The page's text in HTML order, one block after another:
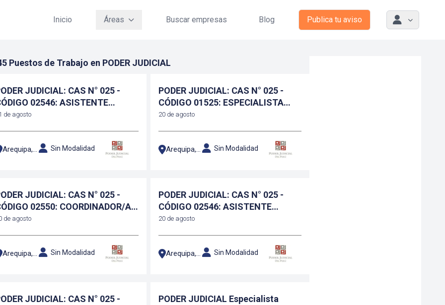
Inicio Áreas Buscar empresas Blog Publica tu aviso
Puestos de Trabajo en PODER JUDICIAL
JUDICIAL: CAS N° 025 -
02546: ASISTENTE
I MODULO
de agosto
Arequipa, Arequipa Sin Modalidad
PODER JUDICIAL: CAS N° 025 -
CÓDIGO 01525: ESPECIALISTA
LEGAL
20 de agosto
Arequipa, Arequipa Sin Modalidad
JUDICIAL: CAS N° 025 -
02550: COORDINADOR/A
CAUSA/ AUDIENCIA
de agosto
Arequipa, Arequipa Sin Modalidad
PODER JUDICIAL: CAS N° 025 -
CÓDIGO 02546: ASISTENTE
ADMINISTRATIVO I MODULO
20 de agosto
Arequipa, Arequipa Sin Modalidad
JUDICIAL: CAS N° 025 -
PODER JUDICIAL Especialista